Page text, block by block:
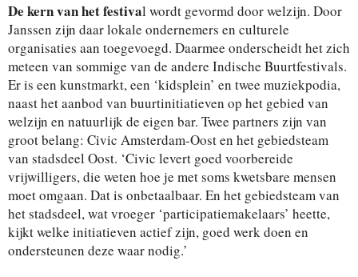
De kern van het festival wordt gevormd door welzijn. Door
Janssen zijn daar lokale ondernemers en culturele
organisaties aan toegevoegd. Daarmee onderscheidt het zich
meteen van sommige van de andere Indische Buurtfestivals.
Er is een kunstmarkt, een ‘kidsplein’ en twee muziekpodia,
naast het aanbod van buurtinitiatieven op het gebied van
welzijn en natuurlijk de eigen bar. Twee partners zijn van
groot belang: Civic Amsterdam-Oost en het gebiedsteam
van stadsdeel Oost. ‘Civic levert goed voorbereide
vrijwilligers, die weten hoe je met soms kwetsbare mensen
moet omgaan. Dat is onbetaalbaar. En het gebiedsteam van
het stadsdeel, wat vroeger ‘participatiemakelaars’ heette,
kijkt welke initiatieven actief zijn, goed werk doen en
ondersteunen deze waar nodig.’